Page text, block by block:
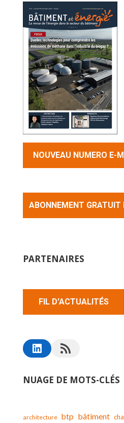
NOUVEAU NUMERO E-
ABONNEMENT GRATUIT
PARTENAIRES
FIL D'ACTUALITÉS
NUAGE DE MOTS-CLÉS
architecture btp bâtiment